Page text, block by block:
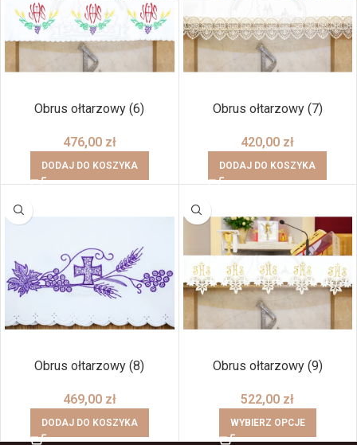
Obrus ołtarzowy (6)
476,00 zł
DODAJ DO KOSZYKA
Obrus ołtarzowy (7)
420,00 zł
DODAJ DO KOSZYKA
Obrus ołtarzowy (8)
469,00 zł
DODAJ DO KOSZYKA
Obrus ołtarzowy (9)
522,00 zł
WYBIERZ OPCJE